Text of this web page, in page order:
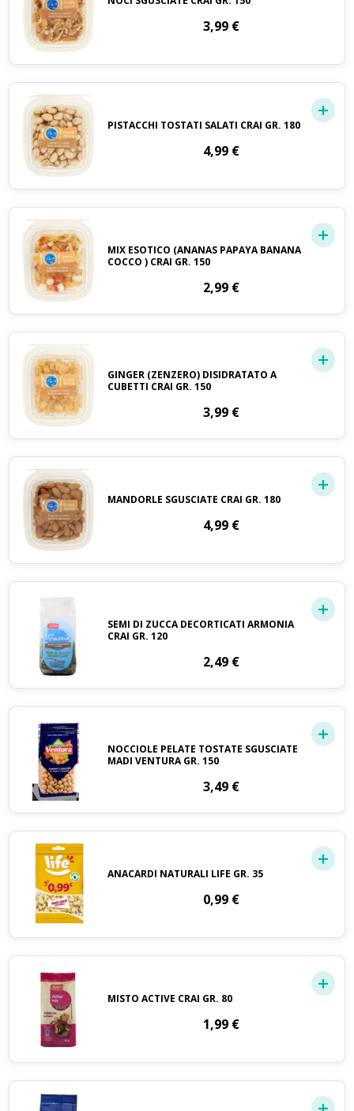
3,99 €
PISTACCHI TOSTATI SALATI CRAI GR. 180
4,99 €
MIX ESOTICO (ANANAS PAPAYA BANANA
COCCO ) CRAI GR. 150
2,99 €
GINGER (ZENZERO) DISIDRATATO A
CUBETTI CRAI GR. 150
3,99 €
MANDORLE SGUSCIATE CRAI GR. 180
4,99 €
SEMI DI ZUCCA DECORTICATI ARMONIA
CRAI GR. 120
2,49 €
NOCCIOLE PELATE TOSTATE SGUSCIATE
MADI VENTURA GR. 150
3,49 €
ANACARDI NATURALI LIFE GR. 35
0,99 €
MISTO ACTIVE CRAI GR. 80
1,99 €